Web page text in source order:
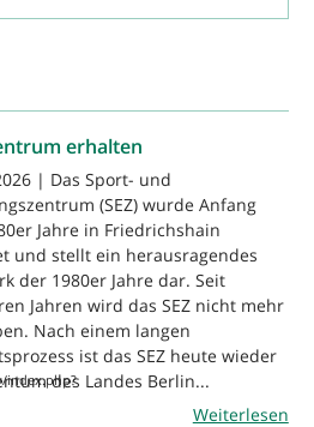
erhalten
index.php?
| Das Sport- und
(SEZ) wurde Anfang
Jahre in Friedrichshain
und stellt ein herausragendes
der 1980er Jahre dar. Seit
Jahren wird das SEZ nicht mehr
Nach einem langen
ist das SEZ heute wieder
des Landes Berlin...
Weiterlesen